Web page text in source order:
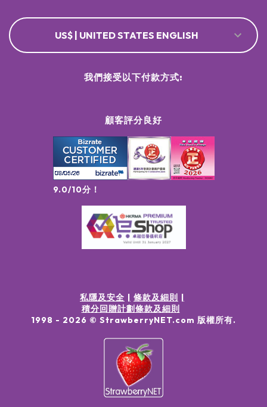
US$ | UNITED STATES ENGLISH
顧客評分良好
9.0/10分！
我們接受以下付款方式:
私隱及安全
條款及細則
積分回贈計劃條款及細則
1998 - 2026 © StrawberryNET.com 版權所有.